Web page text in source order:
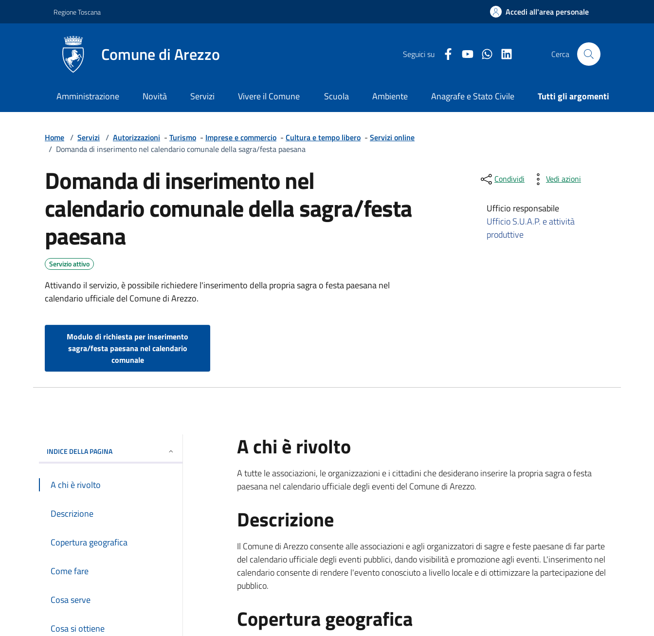
Regione Toscana Accedi all'area personale
Comune di Arezzo Seguici su Facebook Comune di Arezzo
Youtube Comune di Arezzo
Twitter Comune di Arezzo
LinkedIn Comune di Arezzo
Cerca
Amministrazione Novità Servizi Vivere il Comune Scuola Ambiente Anagrafe e Stato Civile Tutti gli argomenti
Home / Servizi / Autorizzazioni - Turismo - Imprese e commercio - Cultura e tempo libero - Servizi online
/ Domanda di inserimento nel calendario comunale della sagra/festa paesana
Domanda di inserimento nel
calendario comunale della sagra/festa
paesana
Servizio attivo
Attivando il servizio, è possibile richiedere l'inserimento della propria sagra o festa paesana nel
calendario ufficiale del Comune di Arezzo.
Modulo di richiesta per inserimento
sagra/festa paesana nel calendario
comunale
Condividi Vedi azioni
Ufficio responsabile
Ufficio S.U.A.P. e attività
produttive
INDICE DELLA PAGINA
A chi è rivolto
Descrizione
Copertura geografica
Come fare
Cosa serve
Cosa si ottiene
A chi è rivolto
A tutte le associazioni, le organizzazioni e i cittadini che desiderano inserire la propria sagra o festa
paesana nel calendario ufficiale degli eventi del Comune di Arezzo.
Descrizione
Il Comune di Arezzo consente alle associazioni e agli organizzatori di sagre e feste paesane di far parte
del calendario ufficiale degli eventi pubblici, dando visibilità e promozione agli eventi. L'inserimento nel
calendario consente di rendere l'evento conosciuto a livello locale e di ottimizzare la partecipazione del
pubblico.
Copertura geografica